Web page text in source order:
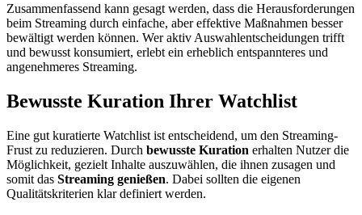
Zusammenfassend kann gesagt werden, dass die Herausforderungen
beim Streaming durch einfache, aber effektive Maßnahmen besser
bewältigt werden können. Wer aktiv Auswahlentscheidungen trifft
und bewusst konsumiert, erlebt ein erheblich entspannteres und
angenehmeres Streaming.
Bewusste Kuration Ihrer Watchlist
Eine gut kuratierte Watchlist ist entscheidend, um den Streaming-
Frust zu reduzieren. Durch bewusste Kuration erhalten Nutzer die
Möglichkeit, gezielt Inhalte auszuwählen, die ihnen zusagen und
somit das Streaming genießen. Dabei sollten die eigenen
Qualitätskriterien klar definiert werden.